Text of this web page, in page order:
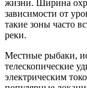
жизни. Ширина
зависимости от
такие зоны часто
реки.
Местные рыбаки,
телескопические
электрическим